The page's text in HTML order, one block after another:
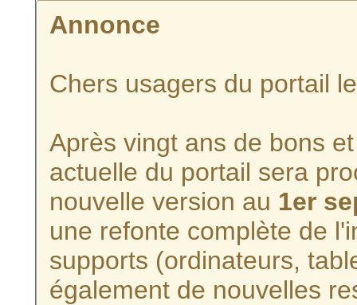
Annonce
Chers usagers du portail
Après vingt ans de bons
actuelle du portail sera
nouvelle version au 1er
une refonte complète de
supports (ordinateurs,
également de nouvelles